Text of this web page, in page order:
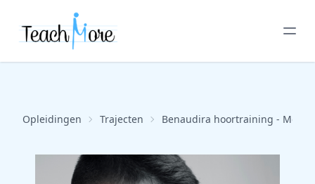
Opleidingen Trajecten Benaudira hoortraining -